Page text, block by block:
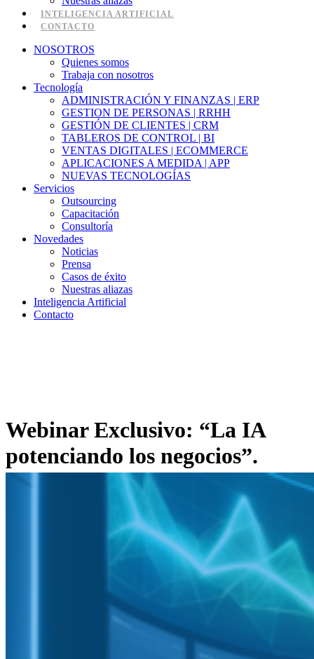
INTELIGENCIA ARTIFICIAL
CONTACTO
NOSOTROS
Quienes somos
Trabaja con nosotros
Tecnología
ADMINISTRACIÓN Y FINANZAS | ERP
GESTION DE PERSONAS | RRHH
GESTIÓN DE CLIENTES | CRM
TABLEROS DE CONTROL | BI
VENTAS DIGITALES | ECOMMERCE
APLICACIONES A MEDIDA | APP
NUEVAS TECNOLOGÍAS
Servicios
Outsourcing
Capacitación
Consultoría
Novedades
Noticias
Prensa
Casos de éxito
Nuestras aliazas
Inteligencia Artificial
Contacto
Webinar Exclusivo: “La IA
potenciando los negocios”.
Sentando las bases para
implementar tecnologías de
vanguardia.